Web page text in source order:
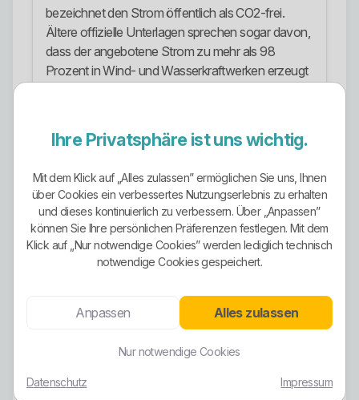
bezeichnet den Strom öffentlich als CO2-frei.
Ältere offizielle Unterlagen sprechen sogar davon,
dass der angebotene Strom zu mehr als 98
Prozent in Wind- und Wasserkraftwerken erzeugt
Der Haken ist jedoch wichtig: Die aktuell öffentlich
zeigt ein anderes Bild als die einfache
Werbeerzählung. Dort werden 52,5 Prozent EEG-
vergüteter Wind- und Wasserstrom, 46,5 Prozent
importierter Ökostrom und 1 Prozent Mix aus
Kohle, Atom und ähnlichen Quellen ausgewiesen.
die öffentliche Produktkommunikation deutlich
simpler klingt als die veröffentlichte
Ihre Privatsphäre ist uns wichtig.
Mit dem Klick auf „Alles zulassen” ermöglichen Sie uns, Ihnen
über Cookies ein verbessertes Nutzungserlebnis zu erhalten
und dieses kontinuierlich zu verbessern. Über „Anpassen”
können Sie Ihre persönlichen Präferenzen festlegen. Mit dem
Klick auf „Nur notwendige Cookies” werden lediglich technisch
notwendige Cookies gespeichert.
Anpassen Alles zulassen
Nur notwendige Cookies
Datenschutz Impressum